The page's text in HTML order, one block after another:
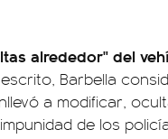
alrededor" del
Barbella
a modificar,
de los